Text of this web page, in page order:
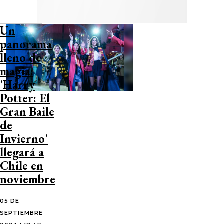
Un
panorama
lleno de
magia:
'Harry
Potter: El
Gran Baile
de
Invierno'
llegará a
Chile en
noviembre
05 DE
SEPTIEMBRE